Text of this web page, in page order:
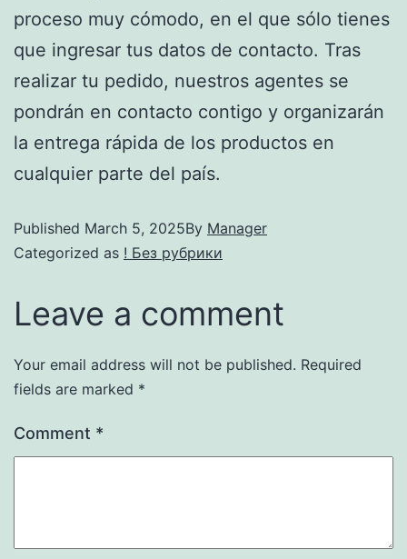
proceso muy cómodo, en el que sólo tienes
que ingresar tus datos de contacto. Tras
realizar tu pedido, nuestros agentes se
pondrán en contacto contigo y organizarán
la entrega rápida de los productos en
cualquier parte del país.
Published March 5, 2025By Manager
Categorized as ! Без рубрики
Leave a comment
Your email address will not be published. Required
fields are marked *
Comment *